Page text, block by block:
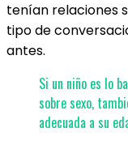
tenían relaciones
tipo de
antes.
Si un niño es lo
sobre sexo,
adecuada a su